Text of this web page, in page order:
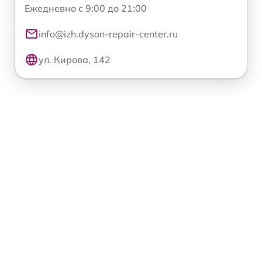
Ежедневно с 9:00 до 21:00
info@izh.dyson-repair-center.ru
ул. Кирова, 142